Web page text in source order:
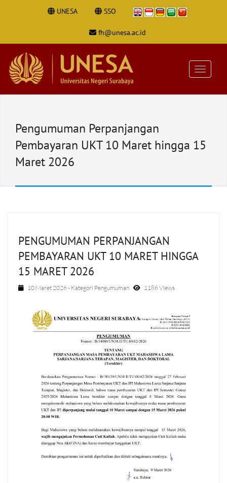
UNESA SSO
fh@unesa.ac.id
Pengumuman Perpanjangan
Pembayaran UKT 10 Maret hingga 15
Maret 2026
PENGUMUMAN PERPANJANGAN
PEMBAYARAN UKT 10 MARET HINGGA
15 MARET 2026
10 Maret 2026- Kategori Pengumuman 1186 Views